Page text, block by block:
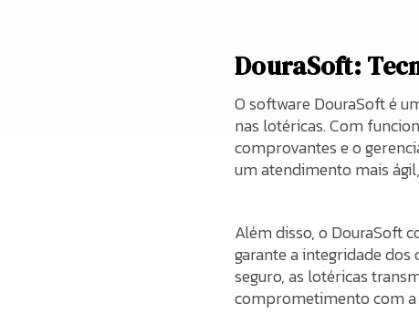
DouraSoft:
O software DouraSoft é
nas lotéricas. Com
comprovantes e o
um atendimento mais
Além disso, o DouraSoft
garante a integridade dos
seguro, as lotéricas
comprometimento com a